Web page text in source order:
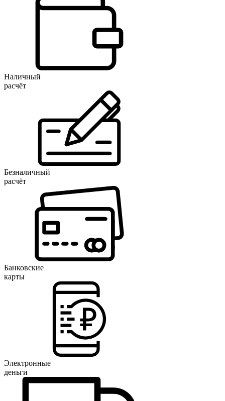
Наличный
расчёт
Безналичный
расчёт
Банковские
карты
Электронные
деньги